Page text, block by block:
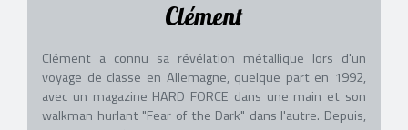
Clément
Clément a connu sa révélation métallique lors d'un
voyage de classe en Allemagne, quelque part en 1992,
avec un magazine HARD FORCE dans une main et son
walkman hurlant "Fear of the Dark" dans l'autre. Depuis,